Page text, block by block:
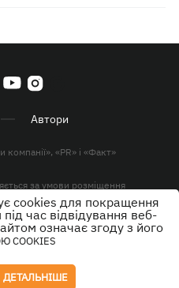
Автори
«PR» і «Факт»
за умови розміщення
в першому абзаці.
захищені.
cookies для покращення
час відвідування веб-
означає згоду з його
COOKIES
ДЕТАЛЬНІШЕ